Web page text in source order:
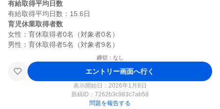
有給取得平均日数
育児休業取得者数
女性：育休取得者0名（対象者0名）
締切：なし
エントリー画面へ行く
表示開始日：2026年1月8日
原稿ID： 7262b3c983c7ab58
問題を報告する